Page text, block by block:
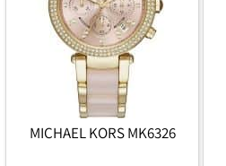
MICHAEL KORS MK6326